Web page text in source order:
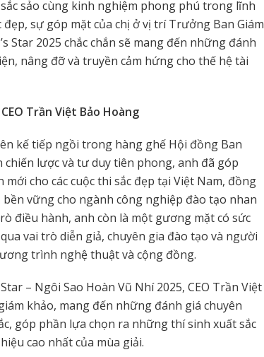
sảo cùng kinh nghiệm phong phú trong lĩnh
sự góp mặt của chị ở vị trí Trưởng Ban Giám
Star 2025 chắc chắn sẽ mang đến những đánh
nâng đỡ và truyền cảm hứng cho thế hệ tài
Trần Việt Bảo Hoàng
kế tiếp ngồi trong hàng ghế Hội đồng Ban
chiến lược và tư duy tiên phong, anh đã góp
cho các cuộc thi sắc đẹp tại Việt Nam, đồng
vững cho ngành công nghiệp đào tạo nhan
điều hành, anh còn là một gương mặt có sức
vai trò diễn giả, chuyên gia đào tạo và người
trình nghệ thuật và cộng đồng.
– Ngôi Sao Hoàn Vũ Nhí 2025, CEO Trần Việt
khảo, mang đến những đánh giá chuyên
góp phần lựa chọn ra những thí sinh xuất sắc
cao nhất của mùa giải.